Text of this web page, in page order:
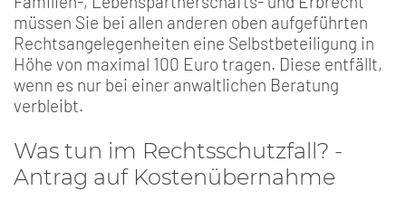
müssen Sie bei allen anderen oben aufgeführten
Rechtsangelegenheiten eine Selbstbeteiligung in
Höhe von maximal 100 Euro tragen. Diese entfällt,
wenn es nur bei einer anwaltlichen Beratung
verbleibt.
Was tun im Rechtsschutzfall? -
Antrag auf Kostenübernahme